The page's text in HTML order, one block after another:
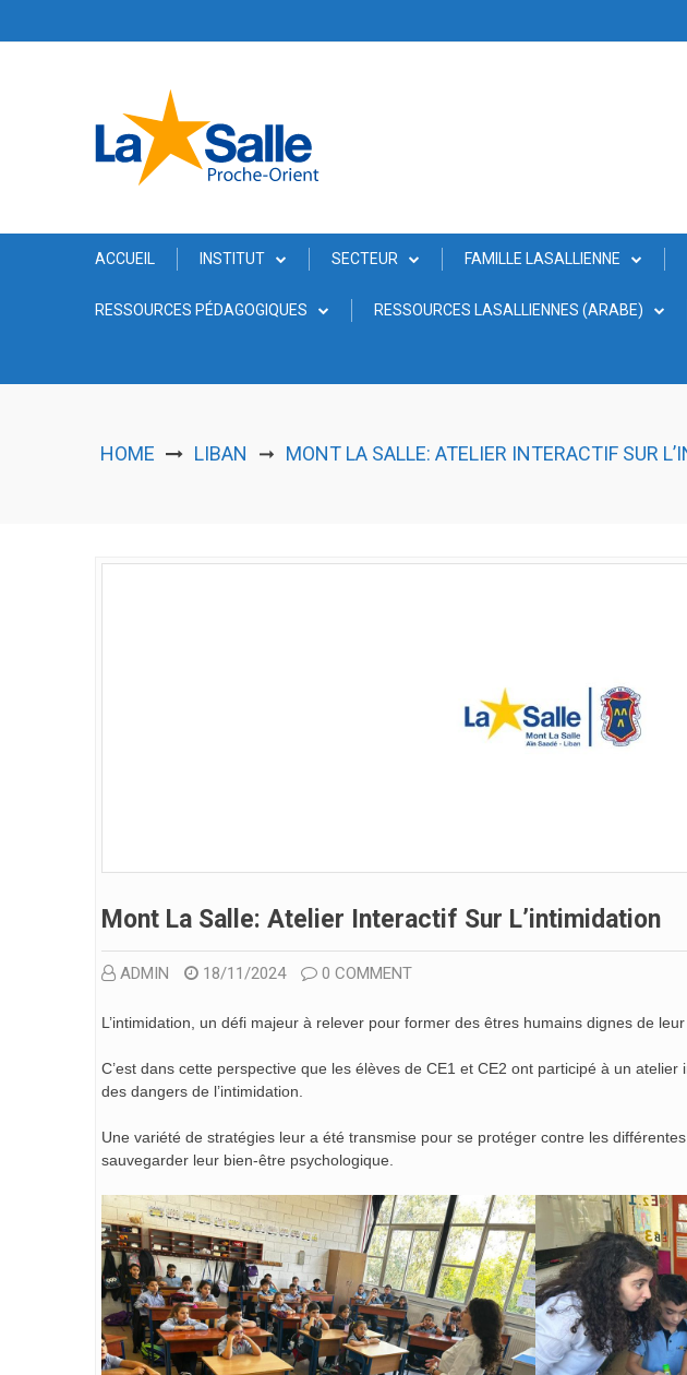
ACCUEIL INSTITUT SECTEUR FAMILLE LASALLIENNE
RESSOURCES PÉDAGOGIQUES RESSOURCES LASALLIENNES (ARABE)
HOME LIBAN ➞ MONT LA SALLE: ATELIER INTERACTIF SUR
Mont La Salle: Atelier Interactif Sur L’intimidation
ADMIN 18/11/2024 0 COMMENT
L’intimidation, un défi majeur à relever pour former des êtres humains dignes de leur
C’est dans cette perspective que les élèves de CE1 et CE2 ont participé à un
des dangers de l’intimidation.
Une variété de stratégies leur a été transmise pour se protéger contre les
sauvegarder leur bien-être psychologique.